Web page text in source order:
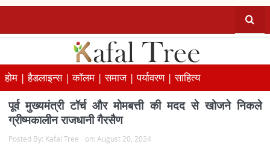
होम |हैडलाइन्स |कॉलम |समाज |पर्यावरण |साहित्य
पूर्व मुख्यमंत्री टॉर्च और मोमबत्ती की मदद से खोजने निकले
ग्रीष्मकालीन राजधानी गैरसैण
Posted By: Kafal Tree on: August 20, 2024